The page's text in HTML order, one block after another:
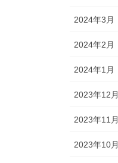
2024年3月
2024年2月
2024年1月
2023年12月
2023年11月
2023年10月